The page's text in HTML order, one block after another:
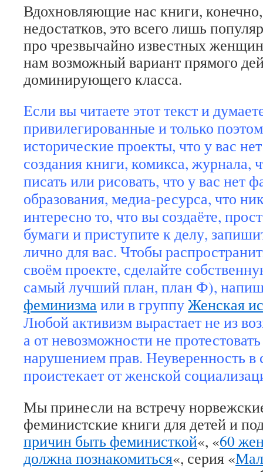
Вдохновляющие нас книги,
недостатков, это всего лишь
про чрезвычайно известных
нам возможный вариант прямого
доминирующего класса.
Если вы читаете этот текст и
привилегированные и только
исторические проекты, что у вас
создания книги, комикса, журнала,
писать или рисовать, что у вас нет
образования, медиа-ресурса, что
интересно то, что вы создаёте,
бумаги и приступите к делу,
лично для вас. Чтобы
своём проекте, сделайте
самый лучший план, план Ф),
феминизмаили в группуЖенская
Любой активизм вырастает не из
а от невозможности не
нарушением прав. Неуверенность в
проистекает от женской
Мы принесли на встречу
феминистские книги для детей и
причин быть феминисткой«, «60
должна познакомиться«, серия «